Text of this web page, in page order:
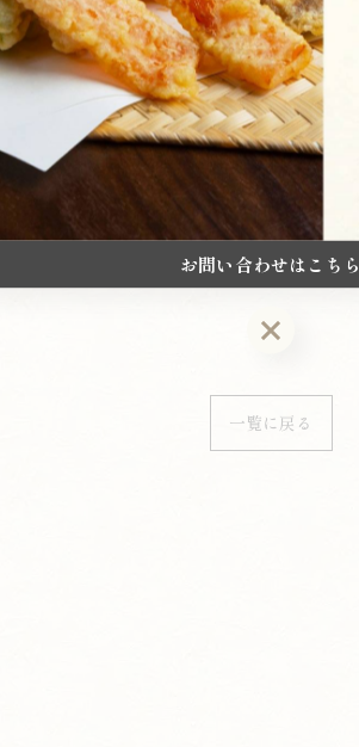
一覧に戻る
お問い合わせはこちら
お問い合わせはこちら